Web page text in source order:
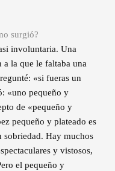
surgió?
involuntaria. Una
a la que le faltaba una
«si fueras un
«uno pequeño y
de «pequeño y
pequeño y plateado es
sobriedad. Hay muchos
y vistosos,
el pequeño y